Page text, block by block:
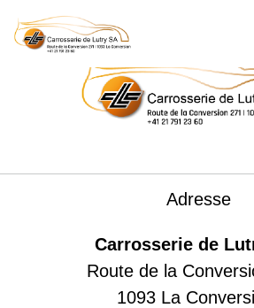
Adresse
Carrosserie de
Route de la
1093 La